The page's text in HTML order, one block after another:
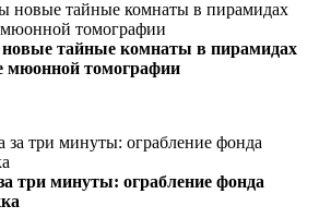
тайные комнаты в пирамидах
мюонной томографии
три минуты: ограбление фонда